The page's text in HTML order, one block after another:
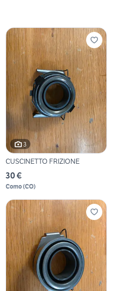
3
CUSCINETTO FRIZIONE
30 €
Como(CO)